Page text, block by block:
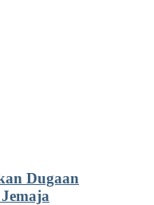
Dugaan